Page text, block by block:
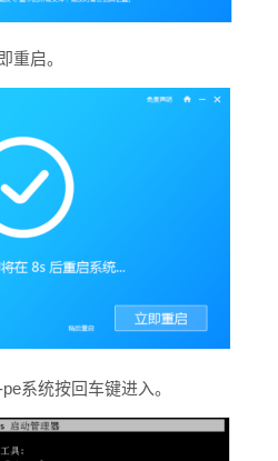
重启。
系统按回车键进入。